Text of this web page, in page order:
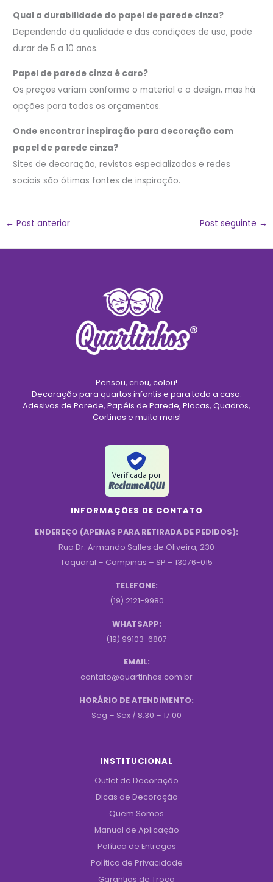
Qual a durabilidade do papel de parede cinza?
Dependendo da qualidade e das condições de uso, pode
durar de 5 a 10 anos.
Papel de parede cinza é caro?
Os preços variam conforme o material e o design, mas há
opções para todos os orçamentos.
Onde encontrar inspiração para decoração com
papel de parede cinza?
Sites de decoração, revistas especializadas e redes
sociais são ótimas fontes de inspiração.
← Post anterior Post seguinte →
Pensou, criou, colou!
Decoração para quartos infantis e para toda a casa.
Adesivos de Parede, Papéis de Parede, Placas, Quadros,
Cortinas e muito mais!
Verificada por
INFORMAÇÕES DE CONTATO
ENDEREÇO (APENAS PARA RETIRADA DE PEDIDOS):
Rua Dr. Armando Salles de Oliveira, 230
Taquaral – Campinas – SP – 13076-015
TELEFONE:
(19) 2121-9980
WHATSAPP:
(19) 99103-6807
EMAIL:
contato@quartinhos.com.br
HORÁRIO DE ATENDIMENTO:
Seg – Sex / 8:30 – 17:00
INSTITUCIONAL
Outlet de Decoração
Dicas de Decoração
Quem Somos
Manual de Aplicação
Política de Entregas
Política de Privacidade
Garantias de Troca